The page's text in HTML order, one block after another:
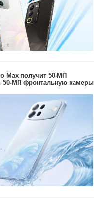
Max получит 50-МП
50-МП фронтальную камеры